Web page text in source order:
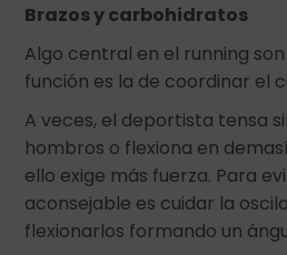
Brazos y carbohidratos
Algo central en el running son
función es la de coordinar el
A veces, el deportista tensa
hombros o flexiona en
ello exige más fuerza. Para
aconsejable es cuidar la
flexionarlos formando un